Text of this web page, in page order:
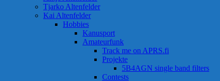
Tjarko Altenfelder
Kai Altenfelder
Hobbies
Kanusport
Amateurfunk
Track me on APRS.fi
Projekte
5B4AGN single band filters
Contests